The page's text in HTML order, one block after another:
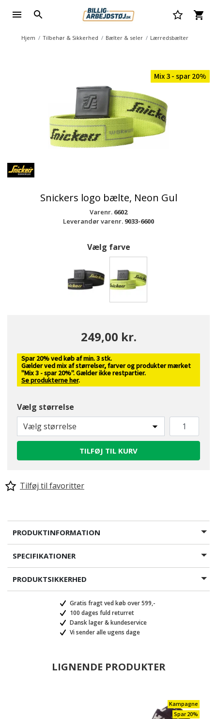
Hjem Tilbehør & Sikkerhed Bælter & seler Lærredsbælter
Mix 3 - spar 20%
Snickers logo bælte, Neon Gul
Varenr. 6602
Leverandør varenr. 9033-6600
Vælg farve
249,00 kr.
Spar 20% ved køb af min. 3 stk.
Gælder ved mix af størrelser, farver og produkter mærket
"Mix 3 - spar 20%". Gælder ikke restpartier.
Se produkterne her.
Vælg størrelse
Vælg størrelse
TILFØJ TIL KURV
Tilføj til favoritter
PRODUKTINFORMATION
SPECIFIKATIONER
PRODUKTSIKKERHED
Gratis fragt ved køb over 599,-
100 dages fuld returret
Dansk lager & kundeservice
Vi sender alle ugens dage
LIGNENDE PRODUKTER
Kampagne
Spar 20%